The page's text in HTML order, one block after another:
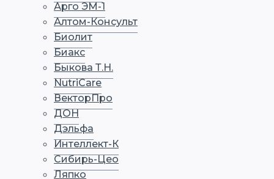
Арго ЭМ-1
Алтом-Консульт
Биолит
Биакс
Быкова Т.Н.
NutriCare
ВекторПро
ДОН
Дэльфа
Интеллект-К
Сибирь-Цео
Ляпко